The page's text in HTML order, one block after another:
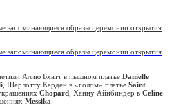
запоминающиеся образы церемонии открытия
запоминающиеся образы церемонии открытия
Алию Бхатт в пышном платье Danielle
, Шарлотту Карден в «голом» платье Saint
Chopard , Ханну Айнбиндер в Celine
Messika